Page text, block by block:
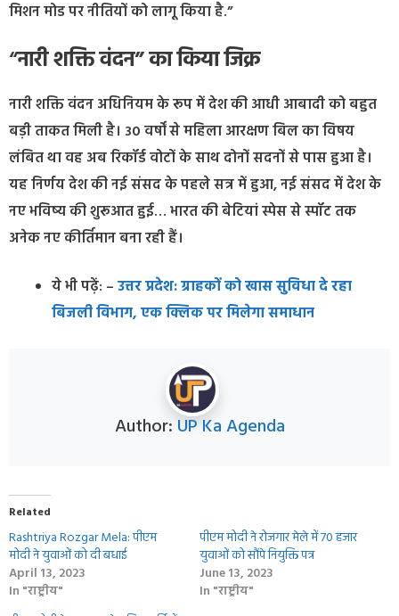
मिशन मोड पर नीतियों को लागू किया है.”
“नारी शक्ति वंदन” का किया जिक्र
नारी शक्ति वंदन अधिनियम के रूप में देश की आधी आबादी को बहुत
बड़ी ताकत मिली है। 30 वर्षों से महिला आरक्षण बिल का विषय
लंबित था वह अब रिकॉर्ड वोटों के साथ दोनों सदनों से पास हुआ है।
यह निर्णय देश की नई संसद के पहले सत्र में हुआ, नई संसद में देश के
नए भविष्य की शुरूआत हुई… भारत की बेटियां स्पेस से स्पॉट तक
अनेक नए कीर्तिमान बना रही हैं।
ये भी पढ़ें: –उत्तर प्रदेश: ग्राहकों को खास सुविधा दे रहा
बिजली विभाग, एक क्लिक पर मिलेगा समाधान
Author: UP Ka Agenda
Related
Rashtriya Rozgar Mela: पीएम
मोदी ने युवाओं को दी बधाई
April 13, 2023
In "राष्ट्रीय"
पीएम मोदी ने रोजगार मेले में 70 हजार
युवाओं को सौंपे नियुक्ति पत्र
June 13, 2023
In "राष्ट्रीय"